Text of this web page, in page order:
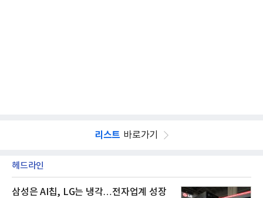
리스트 바로가기
헤드라인
삼성은 AI칩, LG는 냉각…전자업계 성장